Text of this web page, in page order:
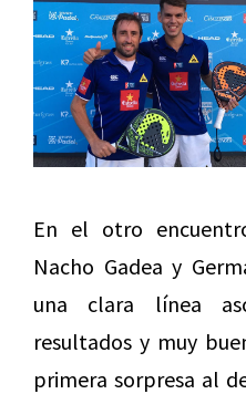
En el otro
Nacho Gadea y
una clara línea
resultados y muy
primera sorpresa al